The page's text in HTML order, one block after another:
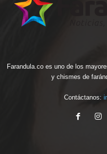
Farandula.co es uno de los
y chismes de
Contáctanos: